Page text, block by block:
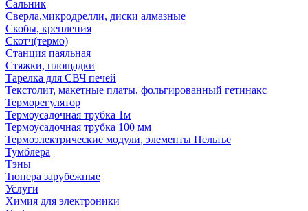
Сальник
Сверла,микродрелли, диски алмазные
Скобы, крепления
Скотч(термо)
Станция паяльная
Стяжки, площадки
Тарелка для СВЧ печей
Текстолит, макетные платы, фольгированный гетинакс
Терморегулятор
Термоусадочная трубка 1м
Термоусадочная трубка 100 мм
Термоэлектрические модули, элементы Пельтье
Тумблера
Тэны
Тюнера зарубежные
Услуги
Химия для электроники